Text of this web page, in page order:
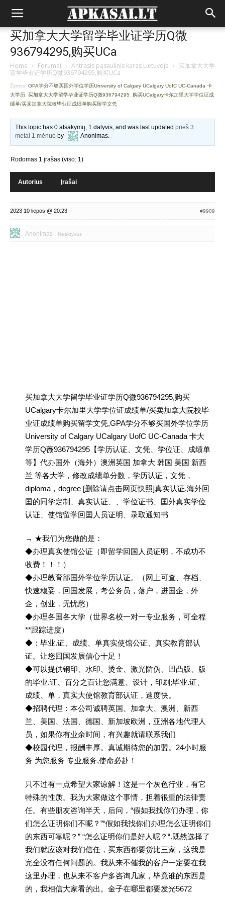
买加拿大大学留学毕业证学历Q微
936794295,购买UCa
Home › Forumai › Antrasis pasaulinis karas Lietuvoje › 买加拿大大学
留学毕业证学历Q微936794295,购买UCa
Žymos: GPA学分不够买国外学位学历University of Calgary UCalgary UofC UC-Canada 卡
大学历 买加拿大大学留学毕业证学历Q微936794295
购买UCalgary卡尔加里大学学位证成
绩单/买卖加拿大院校毕业证成绩单购买留学文凭
This topic has 0 atsakymų, 1 dalyvis, and was last updatedprieš 3
metai 1 mėnuo by Anonimas.
Rodomas 1 įrašas (viso: 1)
Autorius Įrašai
2023 10 liepos @ 20:23 #9909
Anonimas Neaktyvus
买加拿大大学留学毕业证学历Q微936794295,购买
UCalgary卡尔加里大学学位证成绩单/买卖加拿大院校毕
业证成绩单购买留学文凭,GPA学分不够买国外学位学历
University of Calgary UCalgary UofC UC-Canada 卡大
学历Q薇936794295【学历认证、文凭、学位证、成绩单
等】代办国外（海外）澳洲英国 加拿大 韩国 美国 新西
兰 等各大学，修改成绩单分数，学历认证，文凭，
diploma，degree [删除请点击网页快照]真实认证.海外回
囯的同学定制、真实认证、、学位证书、囯外真实学位
认证、使馆留学回囯人员证明、录取通知书
→ ★我们为您做的是：
◆办理真实使馆公证（即留学回国人员证明，不成功不
收费！！！）
◆办理教育部国外学位学历认证。（网上可查、存档、
快速稳妥，回国发展，考公务员，落户，进国企，外
企，创业，无忧愁）
◆办理各国各大学（世界名校一对一专业服务，可全程
**跟踪进度）
◆：毕业.证、成绩、单真实使馆公证、真实教育部认
证。让您回国发展信心十足！
◆可以提供钢印、水印、烫金、激光防伪、凹凸版、版
的毕业.证、百分之百让您满意、设计，印刷;毕业.证、
成绩、单，真实大使馆教育部认证，速度快。
◆招聘代理：本公司诚聘英国、加拿大、澳洲、新西
兰、美国、法国、德国、新加坡欧洲，亚洲各地代理人
员，如果你有业余时间，有兴趣就请联系我们
◆校园代理，报酬丰厚。真诚期待您的加盟。24小时服
务 为您服务 专业服务,使命必赴！
只不过有一点希望大家谅解！这是一个灰色行业，有它
特殊的性质。我为大家做这个事情，担着很重的法律责
任。有些朋友咨询半天，后问，“假如我找你们办理，你
们怎么证明你们不呢？”“假如我找你们办理怎么证明你们
的东西可靠呢？” “怎么证明你们是好人呢？“.既然选择了
我们就应该对我们信任，买东西都要货比三家，这我是
完全没有任何问题的。我从来不催我的客户一定要在我
这里办理，也从来不客户多咨询几家，毕竟谁的东西是
的，我相信大家看的出。金子在哪里都要发光5672